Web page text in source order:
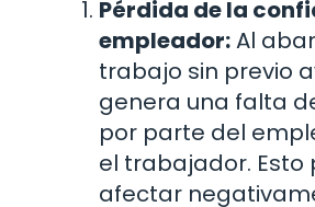
Pérdida de la
empleador:Al
trabajo sin previo
genera una falta
por parte del
el trabajador. Esto
afectar